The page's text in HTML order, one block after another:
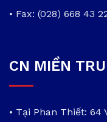
• Fax: (028) 668 43
CN MIỀN
• Tại Phan Thiết: